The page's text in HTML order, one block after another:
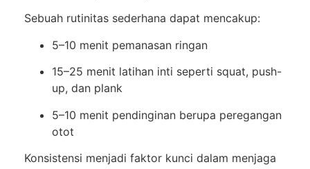
Sebuah rutinitas sederhana dapat mencakup:
5–10 menit pemanasan ringan
15–25 menit latihan inti seperti squat, push-
up, dan plank
5–10 menit pendinginan berupa peregangan
otot
Konsistensi menjadi faktor kunci dalam menjaga